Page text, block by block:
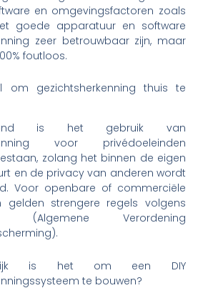
en omgevingsfactoren zoals
goede apparatuur en software
zeer betrouwbaar zijn, maar
foutloos.
om gezichtsherkenning thuis te
is het gebruik van
voor privédoeleinden
zolang het binnen de eigen
en de privacy van anderen wordt
Voor openbare of commerciële
gelden strengere regels volgens
Verordening
is het om een DIY
te bouwen?